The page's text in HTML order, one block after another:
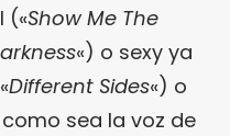
(«Show Me The
«) o sexy ya
Different Sides«) o
sea la voz de